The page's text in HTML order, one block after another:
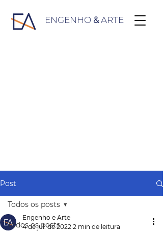
ENGENHO &ARTE
Post
Todos os posts
Todos os posts
Engenho e Arte
4 de jul. de 2022 2 min de leitura